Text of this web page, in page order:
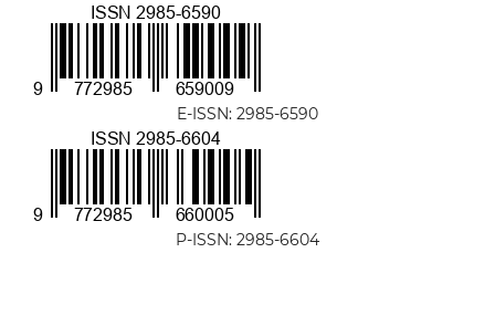
E-ISSN: 2985-6590
P-ISSN: 2985-6604